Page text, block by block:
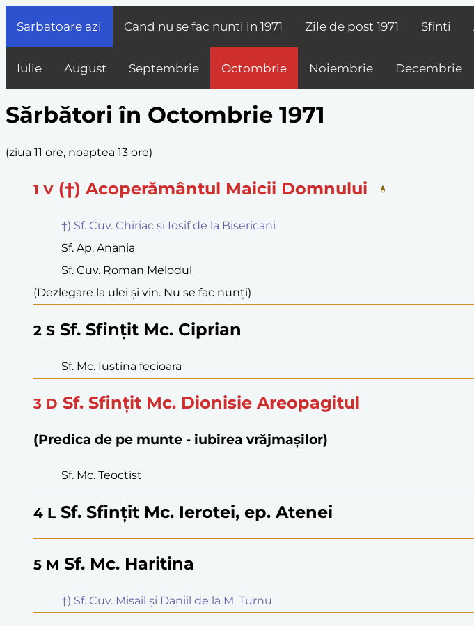
Sarbatoare azi Cand nu se fac nunti in 1971 Zile de post 1971 Sfinti
Iulie August Septembrie Octombrie Noiembrie Decembrie
Sărbători în Octombrie 1971
(ziua 11 ore, noaptea 13 ore)
1 V (†) Acoperământul Maicii Domnului
†) Sf. Cuv. Chiriac și Iosif de la Bisericani
Sf. Ap. Anania
Sf. Cuv. Roman Melodul
(Dezlegare la ulei și vin. Nu se fac nunți)
2 S Sf. Sfințit Mc. Ciprian
Sf. Mc. Iustina fecioara
3 D Sf. Sfințit Mc. Dionisie Areopagitul
(Predica de pe munte - iubirea vrăjmașilor)
Sf. Mc. Teoctist
4 L Sf. Sfințit Mc. Ierotei, ep. Atenei
5 M Sf. Mc. Haritina
†) Sf. Cuv. Misail și Daniil de la M. Turnu